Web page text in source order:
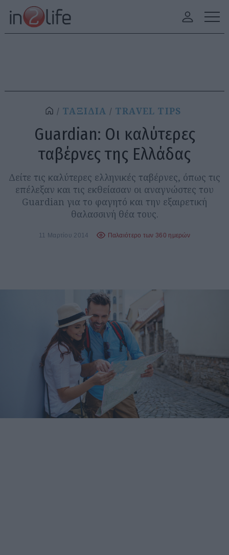
ΤΑΞΙΔΙΑ TRAVEL TIPS
Guardian: Οι καλύτερες
ταβέρνες της Ελλάδας
Δείτε τις καλύτερες ελληνικές ταβέρνες, όπως τις
επέλεξαν και τις εκθείασαν οι αναγνώστες του
Guardian για το φαγητό και την εξαιρετική
θαλασσινή θέα τους.
11 Μαρτίου 2014 Παλαιότερο των 360 ημερών